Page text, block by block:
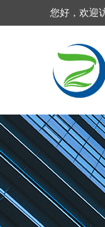
您好，欢迎